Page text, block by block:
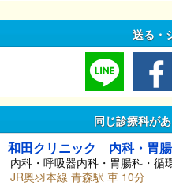
送る・
同じ診療科が
和田クリニック 内科・胃
内科・呼吸器内科・胃腸科・循
JR奥羽本線 青森駅 車 10分